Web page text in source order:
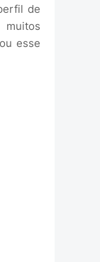
de
muitos
esse